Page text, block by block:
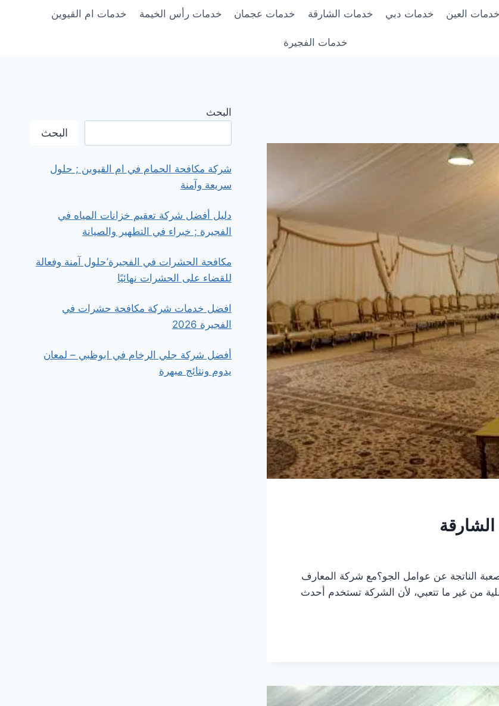
خدمات العين خدمات دبي خدمات الشارقة خدمات عجمان خدمات رأس الخيمة خدمات ام القيوين
خدمات الفجيرة
الناتجة عن عوامل الجو؟مع شركة المعارف
من غير ما تتعبي، لأن الشركة تستخدم أحدث
البحث
البحث
شركة مكافحة الحمام في ام القيوين ; حلول
سريعة وآمنة
دليل أفضل شركة تعقيم خزانات المياه في
الفجيرة ; خبراء في التطهير والصيانة
مكافحة الحشرات في الفجيرة’حلول آمنة وفعالة
للقضاء على الحشرات نهائيًا
افضل خدمات شركة مكافحة حشرات في
الفجيرة 2026
أفضل شركة جلي الرخام في ابوظبي – لمعان
يدوم ونتائج مبهرة